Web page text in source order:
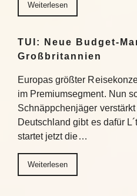
Weiterlesen
TUI: Neue Budget-
Großbritannien
Europas größter
im Premiumsegment. Nun
Schnäppchenjäger
Deutschland gibt es dafür
startet jetzt die…
Weiterlesen